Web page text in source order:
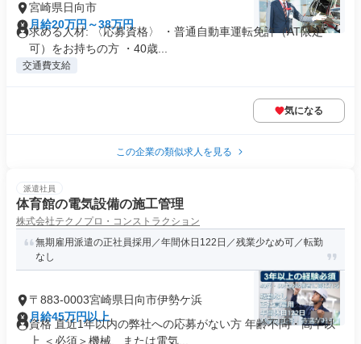
宮崎県日向市
月給20万円～38万円
求める人材: 〈応募資格〉 ・普通自動車運転免許（AT限定
可）をお持ちの方 ・40歳...
交通費支給
気になる
この企業の類似求人を見る
派遣社員
体育館の電気設備の施工管理
株式会社テクノプロ・コンストラクション
無期雇用派遣の正社員採用／年間休日122日／残業少なめ可／転勤
なし
〒883-0003宮崎県日向市伊勢ケ浜
月給45万円以上
資格 直近1年以内の弊社への応募がない方 年齢不問・高卒以
上 ＜必須＞機械、または電気...